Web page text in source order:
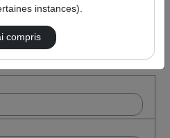
instances).
compris